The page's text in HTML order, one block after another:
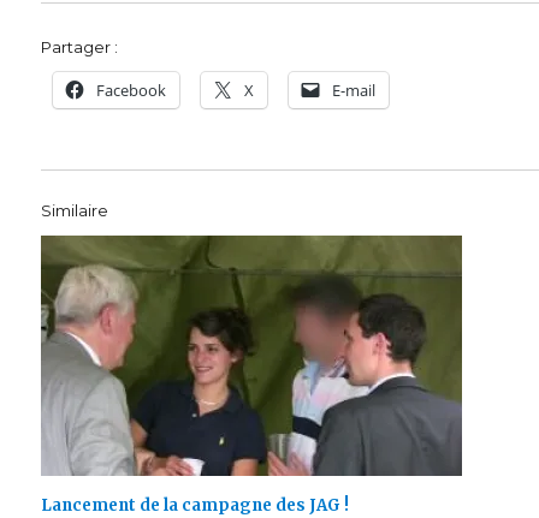
Partager :
Facebook X E-mail
Similaire
Lancement de la campagne des JAG !